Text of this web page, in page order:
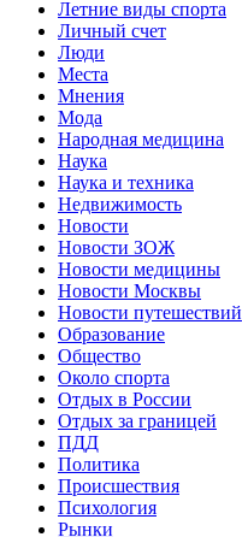
Летние виды спорта
Личный счет
Люди
Места
Мнения
Мода
Народная медицина
Наука
Наука и техника
Недвижимость
Новости
Новости ЗОЖ
Новости медицины
Новости Москвы
Новости путешествий
Образование
Общество
Около спорта
Отдых в России
Отдых за границей
ПДД
Политика
Происшествия
Психология
Рынки